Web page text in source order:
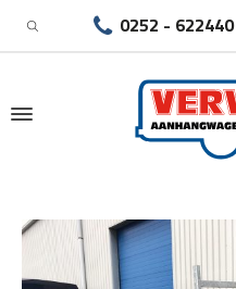
0252 - 622440